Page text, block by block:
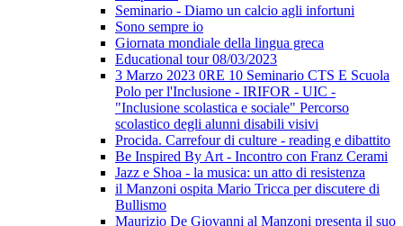
Seminario - Diamo un calcio agli infortuni
Sono sempre io
Giornata mondiale della lingua greca
Educational tour 08/03/2023
3 Marzo 2023 0RE 10 Seminario CTS E Scuola
Polo per l'Inclusione - IRIFOR - UIC -
"Inclusione scolastica e sociale" Percorso
scolastico degli alunni disabili visivi
Procida. Carrefour di culture - reading e dibattito
Be Inspired By Art - Incontro con Franz Cerami
Jazz e Shoa - la musica: un atto di resistenza
il Manzoni ospita Mario Tricca per discutere di
Bullismo
Maurizio De Giovanni al Manzoni presenta il suo